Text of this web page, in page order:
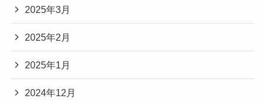
2025年3月
2025年2月
2025年1月
2024年12月